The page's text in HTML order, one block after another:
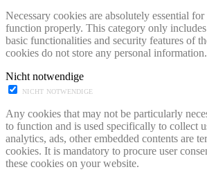
Necessary cookies are absolutely essential
function properly. This category only
basic functionalities and security features of
cookies do not store any personal information.
Nicht notwendige
NICHT NOTWENDIGE
Any cookies that may not be particularly
to function and is used specifically to collect
analytics, ads, other embedded contents are
cookies. It is mandatory to procure user
these cookies on your website.